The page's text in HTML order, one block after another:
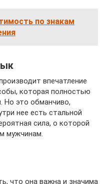
по знакам
впечатление
которая полностью
Но это обманчиво,
нее есть стальной
сила, о которой
мужчинам.
что она важна и значима